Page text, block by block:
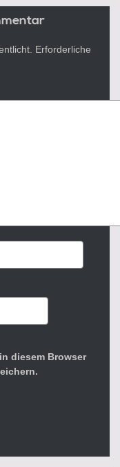
Erforderliche
diesem Browser